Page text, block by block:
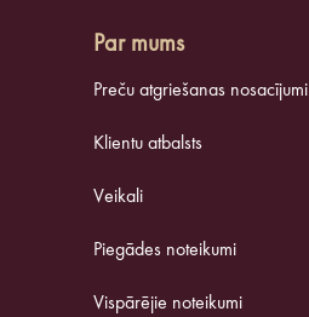
Par mums
Preču atgriešanas nosacījumi
Klientu atbalsts
Veikali
Piegādes noteikumi
Vispārējie noteikumi